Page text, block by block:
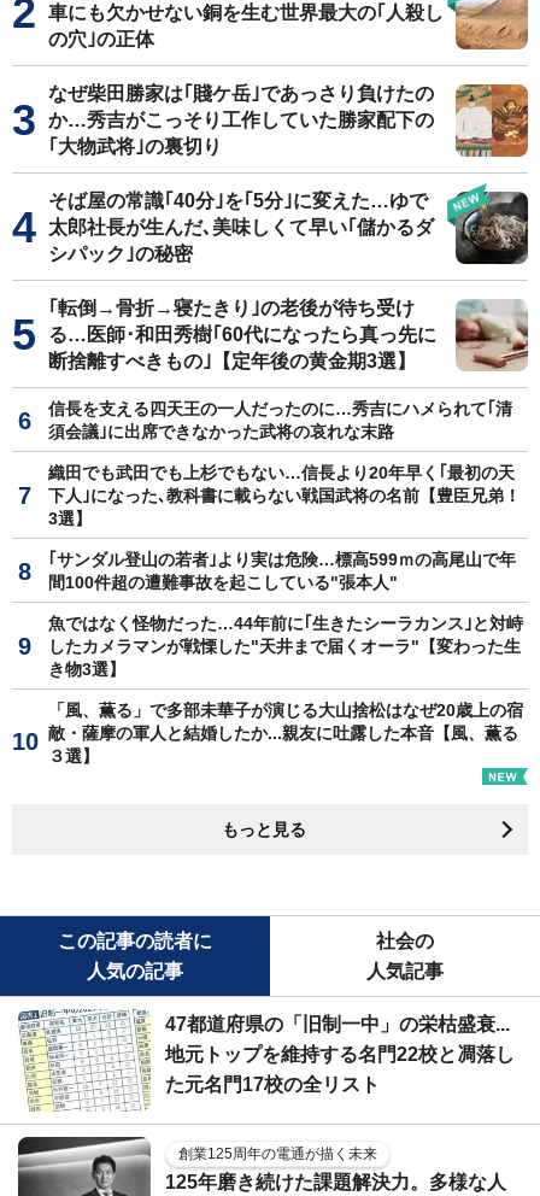
車にも欠かせない銅を生む世界最大の｢人殺し
の穴｣の正体
なぜ柴田勝家は｢賤ケ岳｣であっさり負けたの
か…秀吉がこっそり工作していた勝家配下の
｢大物武将｣の裏切り
そば屋の常識｢40分｣を｢5分｣に変えた…ゆで
太郎社長が生んだ､美味しくて早い｢儲かるダ
シパック｣の秘密
｢転倒→骨折→寝たきり｣の老後が待ち受け
る…医師･和田秀樹｢60代になったら真っ先に
断捨離すべきもの｣【定年後の黄金期3選】
信長を支える四天王の一人だったのに…秀吉にハメられて｢清
須会議｣に出席できなかった武将の哀れな末路
織田でも武田でも上杉でもない…信長より20年早く｢最初の天
下人｣になった､教科書に載らない戦国武将の名前【豊臣兄弟！
3選】
｢サンダル登山の若者｣より実は危険…標高599ｍの高尾山で年
間100件超の遭難事故を起こしている"張本人"
魚ではなく怪物だった…44年前に｢生きたシーラカンス｣と対峙
したカメラマンが戦慄した"天井まで届くオーラ"【変わった生
き物3選】
「風、薫る」で多部未華子が演じる大山捨松はなぜ20歳上の宿
敵・薩摩の軍人と結婚したか...親友に吐露した本音【風、薫る
３選】
もっと見る
この記事の読者に
人気の記事
社会の
人気記事
47都道府県の「旧制一中」の栄枯盛衰...
地元トップを維持する名門22校と凋落し
た元名門17校の全リスト
創業125周年の電通が描く未来
125年磨き続けた課題解決力。多様な人